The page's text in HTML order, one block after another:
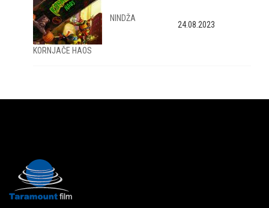
NINDŽA
KORNJAČE HAOS
24.08.2023